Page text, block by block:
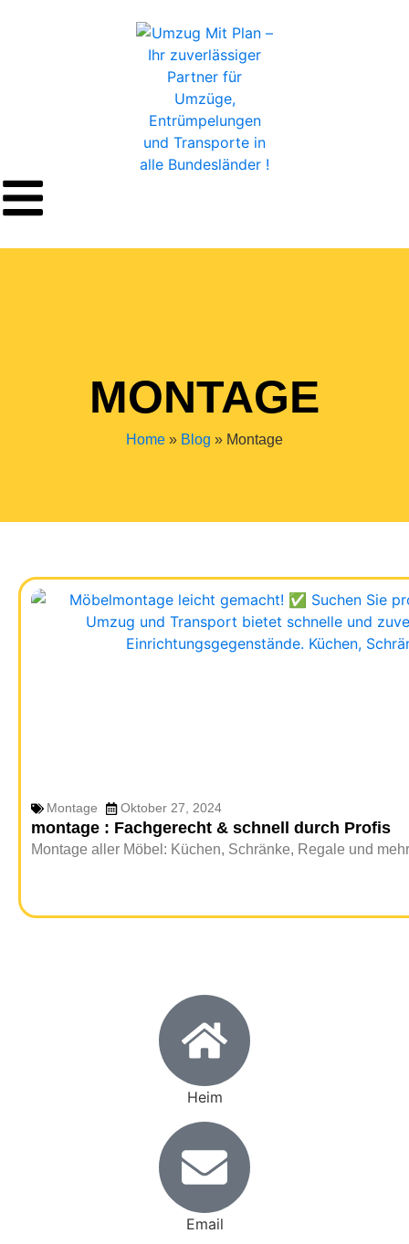
MONTAGE
Home » Blog » Montage
Montage Oktober 27, 2024
montage : Fachgerecht & schnell durch Profis
Montage aller Möbel: Küchen, Schränke, Regale und
Heim
Email